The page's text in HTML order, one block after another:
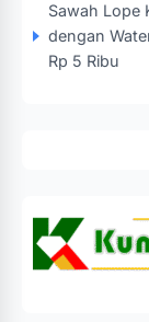
Sawah Lope
dengan
Rp 5 Ribu